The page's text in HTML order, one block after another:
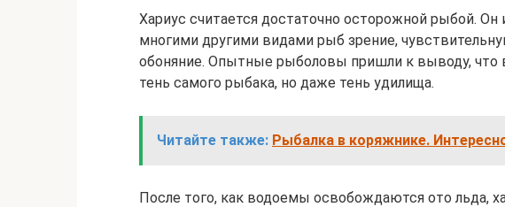
Хариус считается достаточно осторожной рыбой.
многими другими видами рыб зрение,
обоняние. Опытные рыболовы пришли к выводу, что
тень самого рыбака, но даже тень удилища.
Читайте также: Рыбалка в коряжнике.
После того, как водоемы освобождаются ото льда,